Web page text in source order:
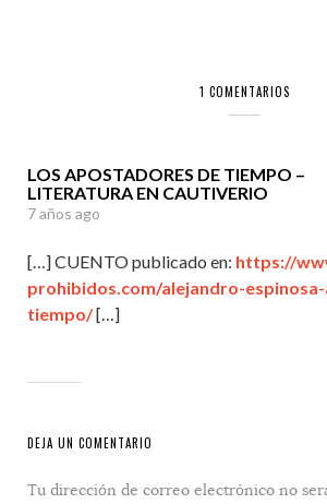
1 COMENTARIOS
LOS APOSTADORES DE TIEMPO –
LITERATURA EN CAUTIVERIO
7 años ago
[…] CUENTO publicado en: https://
prohibidos.com/alejandro-
tiempo/[…]
DEJA UN COMENTARIO
Tu dirección de correo electrónico no